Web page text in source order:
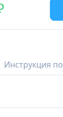
Инструкция